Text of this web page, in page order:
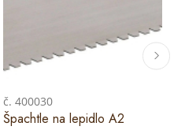
č. 400030
Špachtle na lepidlo A2